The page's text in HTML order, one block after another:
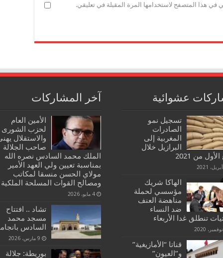
في هذا المتصفح لاستخدامها المرة المقبلة في تعليقي.
عشوائية
تسجيل نمو
الصادرات
المغربية إلى
البرازيل خلال
من 2021
الهاكا شريك
مؤسسي لحملة
مناهضة العنف
ضد النساء
تنطلق غدا الأربعاء
قناتا “الأمازيغية”
و”العيون”
آخر المشاركات
الأمين العام
لحزب الشورى
والاستقلال
صاحب الجلالة
الملك محمد السادس نصره الله
بمناسبة تعيين ولي العهد الأمير
مولاي الحسن منسقا لمكاتب
ومصالح القوات المسلحة الملكية
4 مايو، 2026
تشاد .. افتتاح
مسجد محمد
السادس
9 مارس، 2026
بوريطة: جلالة